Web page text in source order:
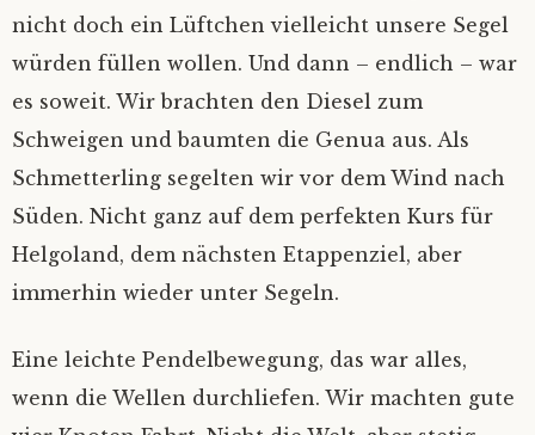
nicht doch ein Lüftchen vielleicht unsere Segel
würden füllen wollen. Und dann – endlich – war
es soweit. Wir brachten den Diesel zum
Schweigen und baumten die Genua aus. Als
Schmetterling segelten wir vor dem Wind nach
Süden. Nicht ganz auf dem perfekten Kurs für
Helgoland, dem nächsten Etappenziel, aber
immerhin wieder unter Segeln.
Eine leichte Pendelbewegung, das war alles,
wenn die Wellen durchliefen. Wir machten gute